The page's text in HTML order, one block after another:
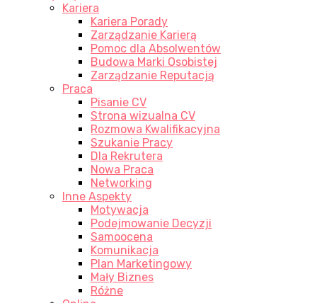
Kariera
Kariera Porady
Zarządzanie Karierą
Pomoc dla Absolwentów
Budowa Marki Osobistej
Zarządzanie Reputacją
Praca
Pisanie CV
Strona wizualna CV
Rozmowa Kwalifikacyjna
Szukanie Pracy
Dla Rekrutera
Nowa Praca
Networking
Inne Aspekty
Motywacja
Podejmowanie Decyzji
Samoocena
Komunikacja
Plan Marketingowy
Mały Biznes
Różne